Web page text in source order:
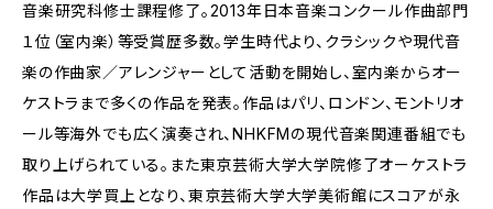
音楽研究科修士課程修了。2013年日本音楽コンクール作曲部門
１位（室内楽）等受賞歴多数。学生時代より、クラシックや現代音
楽の作曲家／アレンジャーとして活動を開始し、室内楽からオー
ケストラまで多くの作品を発表。作品はパリ、ロンドン、モントリオ
ール等海外でも広く演奏され、NHKFMの現代音楽関連番組でも
取り上げられている。また東京芸術大学大学院修了オーケストラ
作品は大学買上となり、東京芸術大学大学美術館にスコアが永